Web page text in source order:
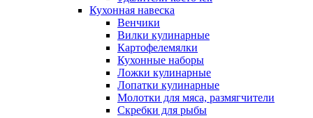
Кухонная навеска
Венчики
Вилки кулинарные
Картофелемялки
Кухонные наборы
Ложки кулинарные
Лопатки кулинарные
Молотки для мяса, размягчители
Скребки для рыбы